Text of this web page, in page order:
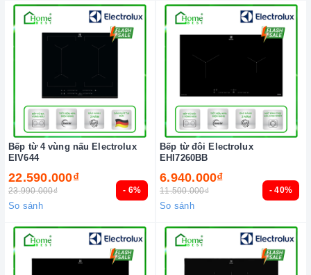
- 6%
Bếp từ 4 vùng nấu Electrolux
EIV644
22.590.000₫
23.990.000₫
So sánh
- 40%
Bếp từ đôi Electrolux
EHI7260BB
6.940.000₫
11.500.000₫
So sánh